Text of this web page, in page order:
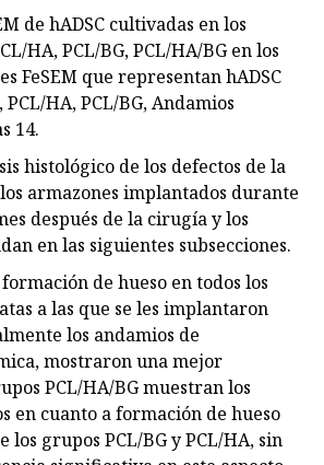
de hADSC cultivadas en los
HA, PCL/BG, PCL/HA/BG en los
FeSEM que representan hADSC
HA, PCL/BG, Andamios
14.
histológico de los defectos de la
armazones implantados durante
después de la cirugía y los
en las siguientes subsecciones.
de hueso en todos los
a las que se les implantaron
los andamios de
mostraron una mejor
PCL/HA/BG muestran los
en cuanto a formación de hueso
los grupos PCL/BG y PCL/HA, sin